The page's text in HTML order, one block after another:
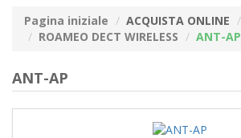
Pagina iniziale ACQUISTA ONLINE
ROAMEO DECT WIRELESS
ANT-AP
ANT-AP